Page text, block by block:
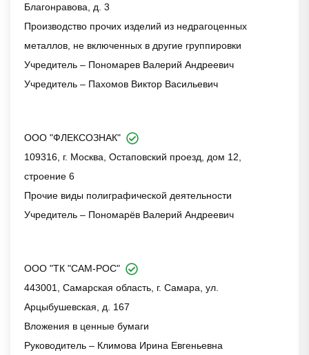
Благонравова, д. 3
Производство прочих изделий из недрагоценных
металлов, не включенных в другие группировки
Учредитель – Пономарев Валерий Андреевич
Учредитель – Пахомов Виктор Васильевич
ООО "ФЛЕКСОЗНАК"
109316, г. Москва, Остаповский проезд, дом 12,
строение 6
Прочие виды полиграфической деятельности
Учредитель – Пономарёв Валерий Андреевич
ООО "ТК "САМ-РОС"
443001, Самарская область, г. Самара, ул.
Арцыбушевская, д. 167
Вложения в ценные бумаги
Руководитель – Климова Ирина Евгеньевна